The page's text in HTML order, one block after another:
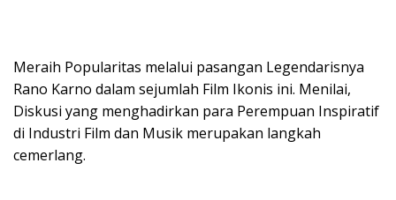
Meraih Popularitas melalui pasangan Legendarisnya
Rano Karno dalam sejumlah Film Ikonis ini. Menilai,
Diskusi yang menghadirkan para Perempuan Inspiratif
di Industri Film dan Musik merupakan langkah
cemerlang.